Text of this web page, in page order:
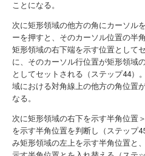
ことになる。
次に矩形領域の他方の角にカーソル
ーを押すと、そのカーソル位置の半
矩形領域の右下端を示す位置として
に、そのカーソル行位置が矩形領域
としてセットされる（ステップ44）
域における対角線上の他方の角位置
なる。
次に矩形領域の右下を示す半角位置
を示す半角位置を判断し（ステップ
み矩形領域の左上を示す半角位置と